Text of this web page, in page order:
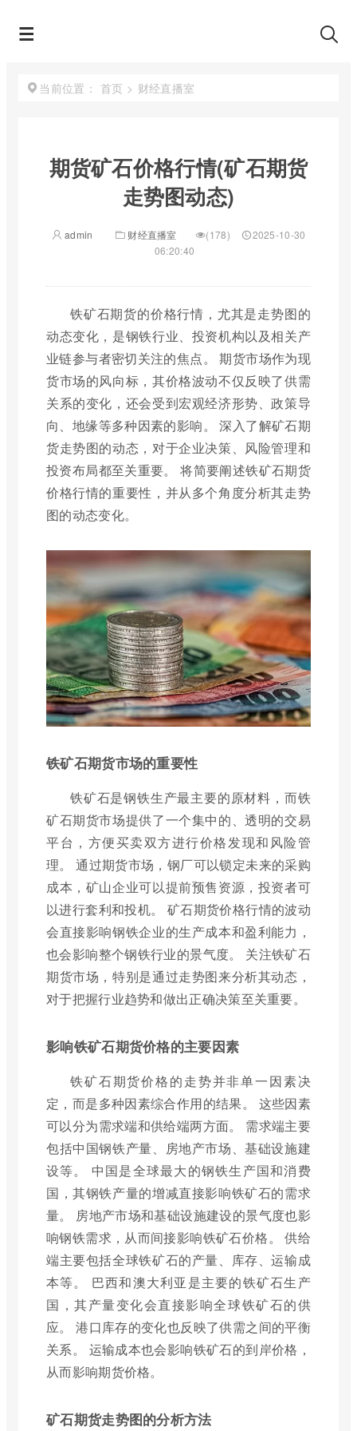
当前位置： 首页 > 财经直播室
期货矿石价格行情(矿石期货
走势图动态)
admin 财经直播室 (178)
2025-10-30
06:20:40
铁矿石期货的价格行情，尤其是走势图的
动态变化，是钢铁行业、投资机构以及相关产
业链参与者密切关注的焦点。 期货市场作为现
货市场的风向标，其价格波动不仅反映了供需
关系的变化，还会受到宏观经济形势、政策导
向、地缘等多种因素的影响。 深入了解矿石期
货走势图的动态，对于企业决策、风险管理和
投资布局都至关重要。 将简要阐述铁矿石期货
价格行情的重要性，并从多个角度分析其走势
图的动态变化。
铁矿石期货市场的重要性
铁矿石是钢铁生产最主要的原材料，而铁
矿石期货市场提供了一个集中的、透明的交易
平台，方便买卖双方进行价格发现和风险管
理。 通过期货市场，钢厂可以锁定未来的采购
成本，矿山企业可以提前预售资源，投资者可
以进行套利和投机。 矿石期货价格行情的波动
会直接影响钢铁企业的生产成本和盈利能力，
也会影响整个钢铁行业的景气度。 关注铁矿石
期货市场，特别是通过走势图来分析其动态，
对于把握行业趋势和做出正确决策至关重要。
影响铁矿石期货价格的主要因素
铁矿石期货价格的走势并非单一因素决
定，而是多种因素综合作用的结果。 这些因素
可以分为需求端和供给端两方面。 需求端主要
包括中国钢铁产量、房地产市场、基础设施建
设等。 中国是全球最大的钢铁生产国和消费
国，其钢铁产量的增减直接影响铁矿石的需求
量。 房地产市场和基础设施建设的景气度也影
响钢铁需求，从而间接影响铁矿石价格。 供给
端主要包括全球铁矿石的产量、库存、运输成
本等。 巴西和澳大利亚是主要的铁矿石生产
国，其产量变化会直接影响全球铁矿石的供
应。 港口库存的变化也反映了供需之间的平衡
关系。 运输成本也会影响铁矿石的到岸价格，
从而影响期货价格。
矿石期货走势图的分析方法